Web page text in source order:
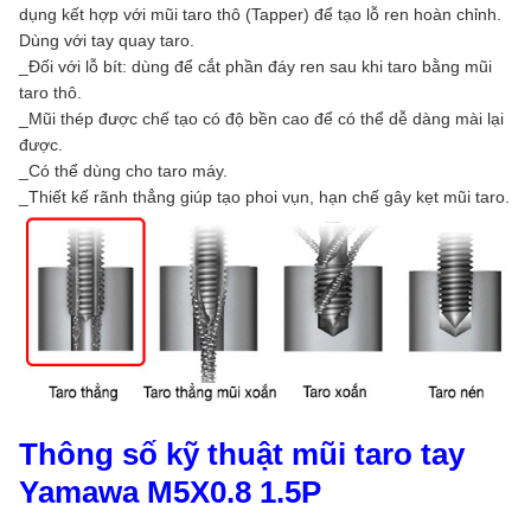
dụng kết hợp với mũi taro thô (Tapper) để tạo lỗ ren hoàn chỉnh.
Dùng với tay quay taro.
_Đối với lỗ bít: dùng để cắt phần đáy ren sau khi taro bằng mũi
taro thô.
_Mũi thép được chế tạo có độ bền cao để có thể dễ dàng mài lại
được.
_Có thể dùng cho taro máy.
_Thiết kế rãnh thẳng giúp tạo phoi vụn, hạn chế gây kẹt mũi taro.
Thông số kỹ thuật mũi taro tay
Yamawa M5X0.8 1.5P